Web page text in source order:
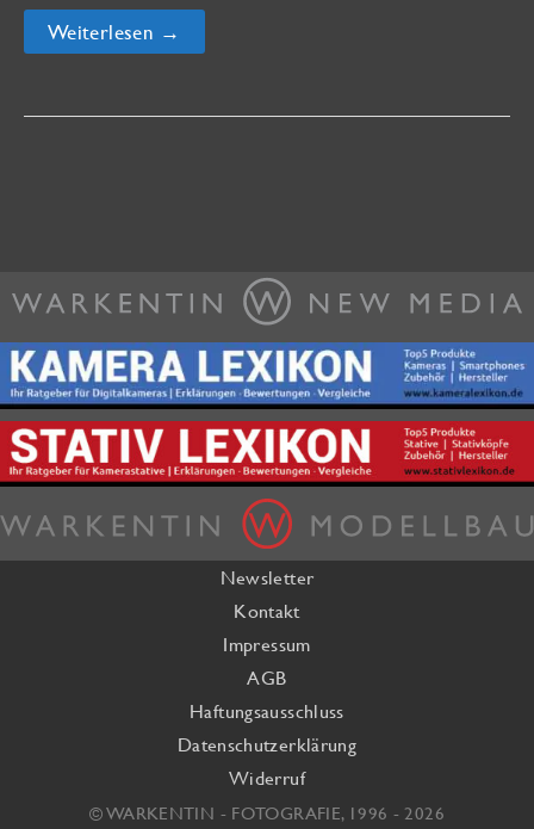
Neue
vhs
Weiterlesen →
Newsletter
Kontakt
Impressum
AGB
Haftungsausschluss
Datenschutzerklärung
Widerruf
© WARKENTIN - FOTOGRAFIE, 1996 - 2026